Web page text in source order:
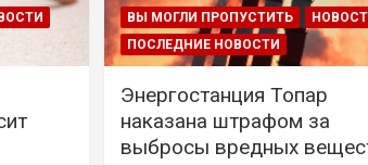
ВЫ МОГЛИ ПРОПУСТИТЬ
ПОСЛЕДНИЕ НОВОСТИ
Энергостанция Топар
наказана штрафом за
выбросы вредных